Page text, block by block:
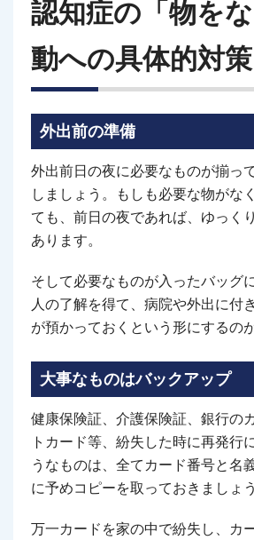
認知症の「物を
動への具体的対策
外出前の準備
外出前日の夜に必要なものが揃っ
しましょう。もしも必要な物がな
ても、前日の夜であれば、ゆっく
あります。
そして必要なものが入ったバッグ
人の了解を得て、病院や外出に付
が預かっておくという形にするの
大事なものはバックアップ
健康保険証、介護保険証、銀行の
トカード等、紛失した時に再発行
うなものは、全てカード番号と名
に予めコピーを取っておきましょう
万一カードを家の中で紛失し、カ